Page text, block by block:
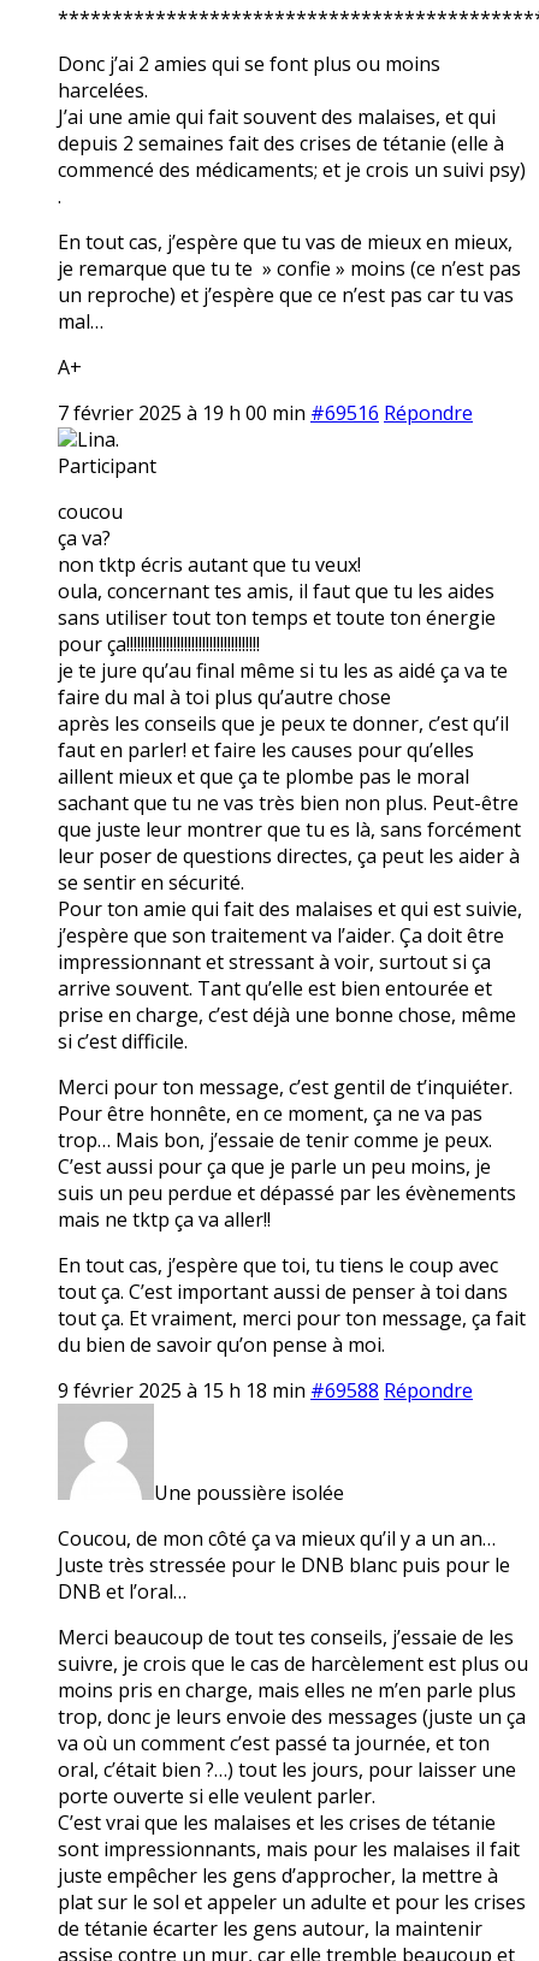
Donc j’ai 2 amies qui se font plus ou moins
harcelées.
J’ai une amie qui fait souvent des malaises, et qui
depuis 2 semaines fait des crises de tétanie (elle à
commencé des médicaments; et je crois un suivi psy)
.
En tout cas, j’espère que tu vas de mieux en mieux,
je remarque que tu te » confie » moins (ce n’est pas
un reproche) et j’espère que ce n’est pas car tu vas
mal…
A+
7 février 2025 à 19 h 00 min #69516 Répondre
Lina.
Participant
coucou
ça va?
non tktp écris autant que tu veux!
oula, concernant tes amis, il faut que tu les aides
sans utiliser tout ton temps et toute ton énergie
pour ça!!!!!!!!!!!!!!!!!!!!!!!!!!!!!!!!!!!!!
je te jure qu’au final même si tu les as aidé ça va te
faire du mal à toi plus qu’autre chose
après les conseils que je peux te donner, c’est qu’il
faut en parler! et faire les causes pour qu’elles
aillent mieux et que ça te plombe pas le moral
sachant que tu ne vas très bien non plus. Peut-être
que juste leur montrer que tu es là, sans forcément
leur poser de questions directes, ça peut les aider à
se sentir en sécurité.
Pour ton amie qui fait des malaises et qui est suivie,
j’espère que son traitement va l’aider. Ça doit être
impressionnant et stressant à voir, surtout si ça
arrive souvent. Tant qu’elle est bien entourée et
prise en charge, c’est déjà une bonne chose, même
si c’est difficile.
Merci pour ton message, c’est gentil de t’inquiéter.
Pour être honnête, en ce moment, ça ne va pas
trop… Mais bon, j’essaie de tenir comme je peux.
C’est aussi pour ça que je parle un peu moins, je
suis un peu perdue et dépassé par les évènements
mais ne tktp ça va aller!!
En tout cas, j’espère que toi, tu tiens le coup avec
tout ça. C’est important aussi de penser à toi dans
tout ça. Et vraiment, merci pour ton message, ça fait
du bien de savoir qu’on pense à moi.
9 février 2025 à 15 h 18 min #69588 Répondre
Une poussière isolée
Coucou, de mon côté ça va mieux qu’il y a un an…
Juste très stressée pour le DNB blanc puis pour le
DNB et l’oral…
Merci beaucoup de tout tes conseils, j’essaie de les
suivre, je crois que le cas de harcèlement est plus ou
moins pris en charge, mais elles ne m’en parle plus
trop, donc je leurs envoie des messages (juste un ça
va où un comment c’est passé ta journée, et ton
oral, c’était bien ?…) tout les jours, pour laisser une
porte ouverte si elle veulent parler.
C’est vrai que les malaises et les crises de tétanie
sont impressionnants, mais pour les malaises il fait
juste empêcher les gens d’approcher, la mettre à
plat sur le sol et appeler un adulte et pour les crises
de tétanie écarter les gens autour, la maintenir
assise contre un mur, car elle tremble beaucoup et